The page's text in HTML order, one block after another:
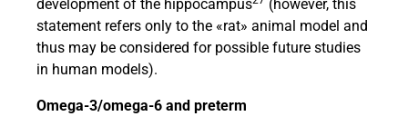
development of the hippocampus
(however, this
statement refers only to the «rat» animal model and
thus may be considered for possible future studies
in human models).
Omega-3/omega-6 and preterm